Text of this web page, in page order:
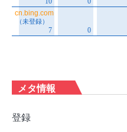
メタ情報
登録